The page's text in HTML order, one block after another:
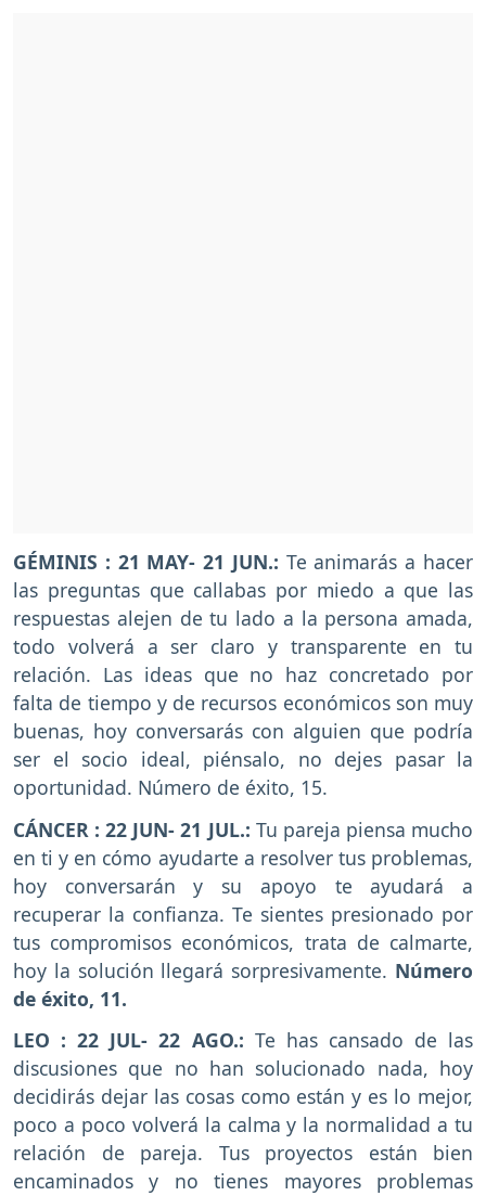
GÉMINIS : 21 MAY- 21 JUN.: Te animarás a hacer
las preguntas que callabas por miedo a que las
respuestas alejen de tu lado a la persona amada,
todo volverá a ser claro y transparente en tu
relación. Las ideas que no haz concretado por
falta de tiempo y de recursos económicos son muy
buenas, hoy conversarás con alguien que podría
ser el socio ideal, piénsalo, no dejes pasar la
oportunidad. Número de éxito, 15.
CÁNCER : 22 JUN- 21 JUL.: Tu pareja piensa mucho
en ti y en cómo ayudarte a resolver tus problemas,
hoy conversarán y su apoyo te ayudará a
recuperar la confianza. Te sientes presionado por
tus compromisos económicos, trata de calmarte,
hoy la solución llegará sorpresivamente. Número
de éxito, 11.
LEO : 22 JUL- 22 AGO.: Te has cansado de las
discusiones que no han solucionado nada, hoy
decidirás dejar las cosas como están y es lo mejor,
poco a poco volverá la calma y la normalidad a tu
relación de pareja. Tus proyectos están bien
encaminados y no tienes mayores problemas